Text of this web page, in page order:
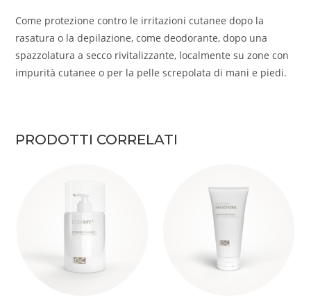
Come protezione contro le irritazioni cutanee dopo la
rasatura o la depilazione, come deodorante, dopo una
spazzolatura a secco rivitalizzante, localmente su zone con
impurità cutanee o per la pelle screpolata di mani e piedi.
PRODOTTI CORRELATI